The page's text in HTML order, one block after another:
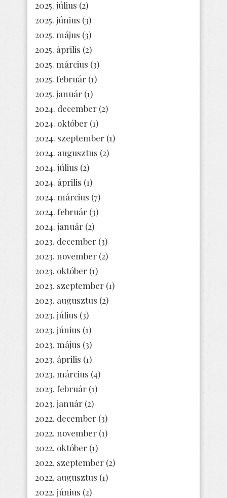
2025. július (2)
2025. június (3)
2025. május (3)
2025. április (2)
2025. március (3)
2025. február (1)
2025. január (1)
2024. december (2)
2024. október (1)
2024. szeptember (1)
2024. augusztus (2)
2024. július (2)
2024. április (1)
2024. március (7)
2024. február (3)
2024. január (2)
2023. december (3)
2023. november (2)
2023. október (1)
2023. szeptember (1)
2023. augusztus (2)
2023. július (3)
2023. június (1)
2023. május (3)
2023. április (1)
2023. március (4)
2023. február (1)
2023. január (2)
2022. december (3)
2022. november (1)
2022. október (1)
2022. szeptember (2)
2022. augusztus (1)
2022. június (2)